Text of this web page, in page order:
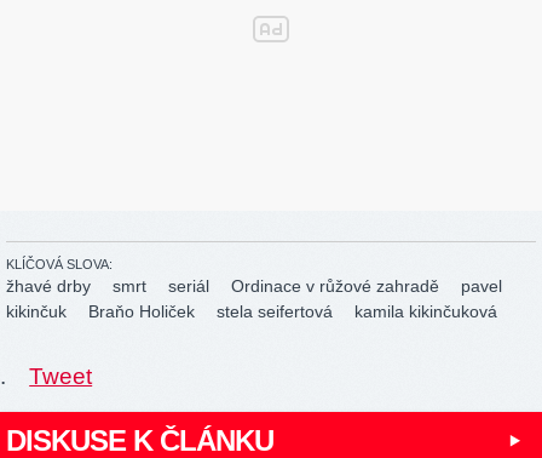
KLÍČOVÁ SLOVA:
žhavé drby smrt seriál Ordinace v růžové zahradě
pavel
kikinčuk
Braňo Holiček stela seifertová kamila kikinčuková
. Tweet
DISKUSE K ČLÁNKU